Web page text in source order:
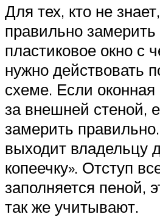
Для тех, кто не
правильно
пластиковое окно с
нужно действовать
схеме. Если
за внешней стеной,
замерить
выходит владельцу
копеечку». Отступ
заполняется пеной,
так же учитывают.